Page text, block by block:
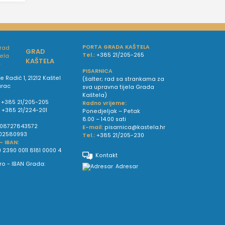
GRAD
KAŠTELA
Radić 1, 21212 Kaštel
+385 21/205-205
+385 21/224-201
08727843572
IBAN:
2390 0011 8181 0000 4
PORTA GRADA KAŠTELA
Tel.: +385 21/205-265
PISARNICA
(šalter; rad sa strankama za
sva upravna tijela Grada
Kaštela)
Radno vrijeme:
Ponedjeljak – Petak
8.00 – 14.00 sati
E-mail: pisarnica@kastela.hr
Tel.: +385 21/205-230
Kontakt
Adresar